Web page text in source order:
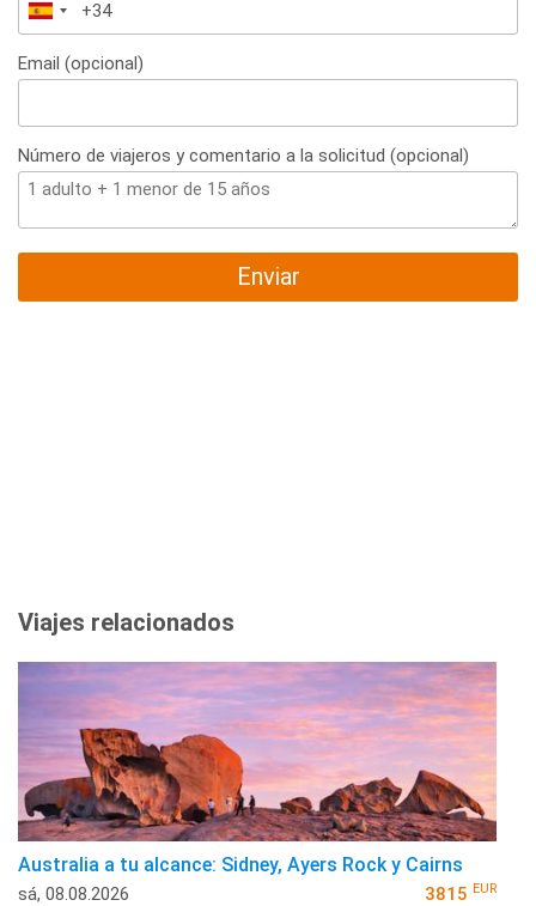
España
+34
Email (opcional)
Número de viajeros y comentario a la solicitud (opcional)
Enviar
Viajes relacionados
Australia a tu alcance: Sidney, Ayers Rock y Cairns
sá, 08.08.2026 3815 EUR